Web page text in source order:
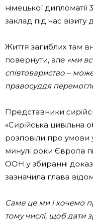
німецької дипломатії
заклад під час візиту
Життя загиблих там
повернути, але «ми
співтовариство –
правосуддя
Представники
«Сирійська цивільна
розповіли про умови
минулі роки Європа
ООН у збиранні
зазначила глава
Саме це ми і хочемо
тому числі, щоб дати